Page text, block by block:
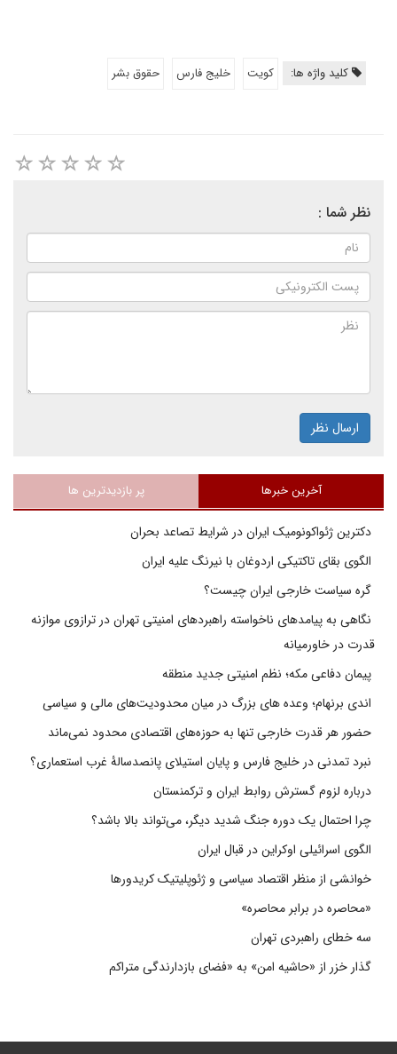
کلید واژه ها: کویت خليج فارس حقوق بشر
نظر شما :
ارسال نظر
آخرین خبرها پر بازدیدترین ها
دکترین ژئواکونومیک ایران در شرایط تصاعد بحران
الگوی بقای تاکتیکی اردوغان با نیرنگ علیه ایران
گره سیاست خارجی ایران چیست؟
نگاهی به پیامدهای ناخواسته راهبردهای امنیتی تهران در ترازوی موازنه
قدرت در خاورمیانه
پیمان دفاعی مکه؛ نظم امنیتی جدید منطقه
اندی برنهام؛ وعده های بزرگ در میان محدودیت‌های مالی و سیاسی
حضور هر قدرت خارجی تنها به حوزه‌های اقتصادی محدود نمی‌ماند
نبرد تمدنی در خلیج فارس و پایان استیلای پانصدسالۀ غرب استعماری؟
درباره لزوم گسترش روابط ایران و ترکمنستان
چرا احتمال یک دوره جنگ شدید دیگر، می‌تواند بالا باشد؟
الگوی اسرائیلی اوکراین در قبال ایران
خوانشی از منظر اقتصاد سیاسی و ژئوپلیتیک کریدورها
«محاصره در برابر محاصره»
سه خطای راهبردی تهران
گذار خزر از «حاشیه امن» به «فضای بازدارندگی متراکم